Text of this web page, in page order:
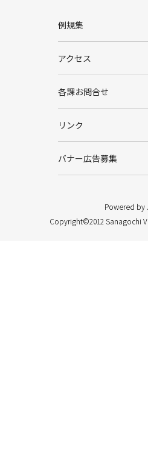
例規集
アクセス
各課お問合せ
リンク
バナー広告募集
Powered by
Copyright©2012 Sanagochi